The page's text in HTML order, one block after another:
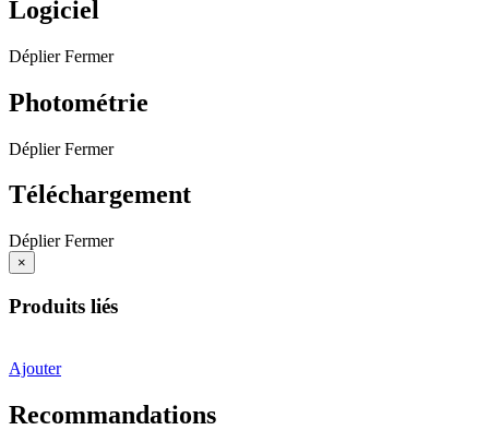
Logiciel
Déplier Fermer
Photométrie
Déplier Fermer
Téléchargement
Déplier Fermer
×
Produits liés
Ajouter
Recommandations